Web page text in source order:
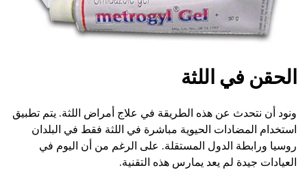
الحقن في اللثة
ونود أن نتحدث عن هذه الطريقة في علاج أمراض اللثة. يتم تطبيق
استخدام المضادات الحيوية مباشرة في اللثة فقط في البلدان
روسيا ورابطة الدول المستقلة. على الرغم من أن اليوم في
العيادات جيدة لم يعد يمارس هذه التقنية.